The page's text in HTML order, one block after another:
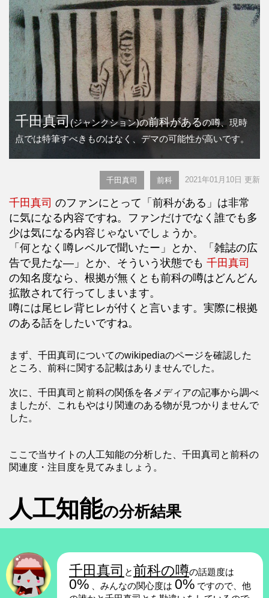
千田真司(ジャンクション)の前科があるの噂、現時
点では特筆すべきものはなく、デマの可能性が高いです。
千田真司 前科 2021年01月10日 更新
千田真司 のファンにとって「前科がある」は非常
に気になる内容ですね。ファンだけでなく誰でも多
少は気になる内容じゃないでしょうか。
「何となく噂レベルで聞いたー」とか、「雑誌の広
告で見たな―」とか、そういう状態でも 千田真司
の知名度なら、根拠が無くとも前科の噂はどんどん
拡散されて行ってしまいます。
噂には尾ヒレ背ヒレが付くと言います。実際に根拠
のある話をしたいですね。
まず、千田真司についてのwikipediaのページを確認した
ところ、前科に関する記載はありませんでした。
次に、千田真司と前科の関係を各メディアの記事から調べ
ましたが、これもやはり関連のある物が見つかりませんで
した。
ここで当サイトの人工知能の分析した、千田真司と前科の
関連度・注目度を見てみましょう。
人工知能の分析結果
千田真司 と前科の噂の話題度は
0% 、みんなの関心度は 0% ですので、他